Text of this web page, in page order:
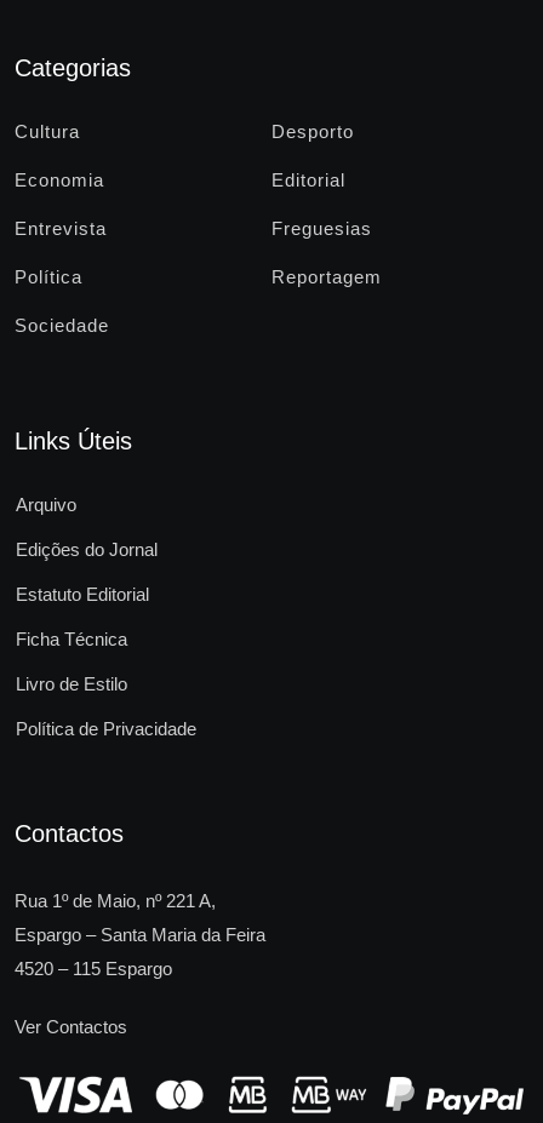
Categorias
Cultura Desporto
Economia Editorial
Entrevista Freguesias
Política Reportagem
Sociedade
Links Úteis
Arquivo
Edições do Jornal
Estatuto Editorial
Ficha Técnica
Livro de Estilo
Política de Privacidade
Contactos
Rua 1º de Maio, nº 221 A,
Espargo – Santa Maria da Feira
4520 – 115 Espargo
Ver Contactos